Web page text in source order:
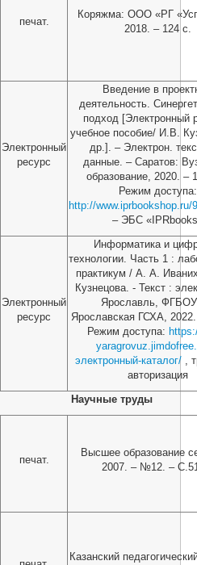
печат.
Коряжма: ООО «РГ
2018. – 124 с.
Электронный
ресурс
Введение в
деятельность.
подход [Электронный
учебное пособие/ И.В.
др.]. – Электрон.
данные. – Саратов:
образование, 2020. –
Режим доступа:
http://www.iprbookshop.ru/
– ЭБС
Электронный
ресурс
Информатика и
технологии. Часть 1 :
практикум / А. А.
Кузнецова. - Текст :
Ярославль,
Ярославская ГСХА,
Режим доступа:
электронный-каталог/ ,
авторизация
Научные труды
печат.
Высшее образование
2007. – №12. –
Казанский